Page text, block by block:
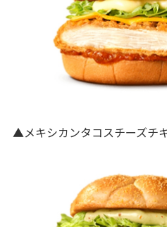
▲メキシカンタコスチーズチ